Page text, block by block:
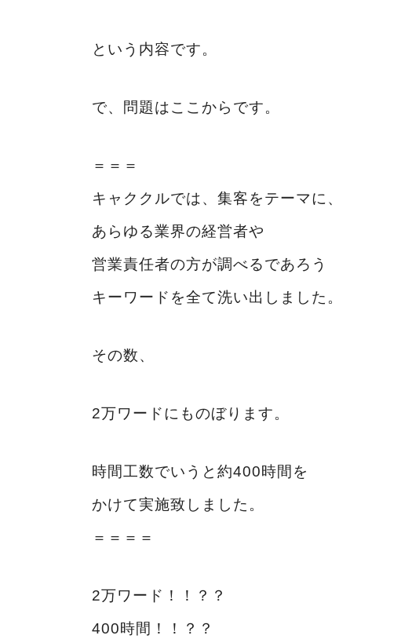
という内容です。
で、問題はここからです。
＝＝＝
キャククルでは、集客をテーマに、
あらゆる業界の経営者や
営業責任者の方が調べるであろう
キーワードを全て洗い出しました。
その数、
2万ワードにものぼります。
時間工数でいうと約400時間を
かけて実施致しました。
＝＝＝＝
2万ワード！！？？
400時間！！？？